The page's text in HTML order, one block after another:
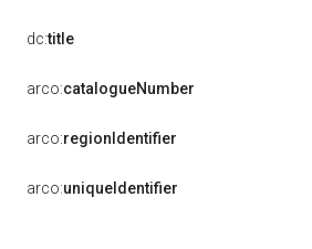
dc:title
arco:catalogueNumber
arco:regionIdentifier
arco:uniqueIdentifier